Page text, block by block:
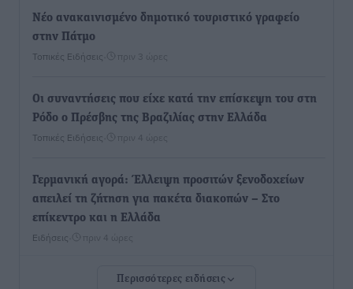
Νέο ανακαινισμένο δημοτικό τουριστικό γραφείο
στην Πάτμο
Τοπικές Ειδήσεις πριν 3 ώρες
Οι συναντήσεις που είχε κατά την επίσκεψη του στη
Ρόδο ο Πρέσβης της Βραζιλίας στην Ελλάδα
Τοπικές Ειδήσεις πριν 4 ώρες
Γερμανική αγορά: Έλλειψη προσιτών ξενοδοχείων
απειλεί τη ζήτηση για πακέτα διακοπών – Στο
επίκεντρο και η Ελλάδα
Ειδήσεις πριν 4 ώρες
Νέο ξενοδοχείο στη Ρόδο για την H Hotels –
Περισσότερες ειδήσεις